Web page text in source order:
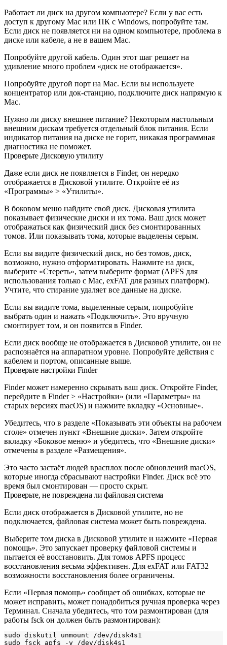
Работает ли диск на другом компьютере? Если у вас есть
доступ к другому Mac или ПК с Windows, попробуйте там.
Если диск не появляется ни на одном компьютере, проблема в
диске или кабеле, а не в вашем Mac.
Попробуйте другой кабель. Один этот шаг решает на
удивление много проблем «диск не отображается».
Попробуйте другой порт на Mac. Если вы используете
концентратор или док-станцию, подключите диск напрямую к
Mac.
Нужно ли диску внешнее питание? Некоторым настольным
внешним дискам требуется отдельный блок питания. Если
индикатор питания на диске не горит, никакая программная
диагностика не поможет.
Проверьте Дисковую утилиту
Даже если диск не появляется в Finder, он нередко
отображается в Дисковой утилите. Откройте её из
«Программы» > «Утилиты».
В боковом меню найдите свой диск. Дисковая утилита
показывает физические диски и их тома. Ваш диск может
отображаться как физический диск без смонтированных
томов. Или показывать тома, которые выделены серым.
Если вы видите физический диск, но без томов, диск,
возможно, нужно отформатировать. Нажмите на диск,
выберите «Стереть», затем выберите формат (APFS для
использования только с Mac, exFAT для разных платформ).
Учтите, что стирание удаляет все данные на диске.
Если вы видите тома, выделенные серым, попробуйте
выбрать один и нажать «Подключить». Это вручную
смонтирует том, и он появится в Finder.
Если диск вообще не отображается в Дисковой утилите, он не
распознаётся на аппаратном уровне. Попробуйте действия с
кабелем и портом, описанные выше.
Проверьте настройки Finder
Finder может намеренно скрывать ваш диск. Откройте Finder,
перейдите в Finder > «Настройки» (или «Параметры» на
старых версиях macOS) и нажмите вкладку «Основные».
Убедитесь, что в разделе «Показывать эти объекты на рабочем
столе» отмечен пункт «Внешние диски». Затем откройте
вкладку «Боковое меню» и убедитесь, что «Внешние диски»
отмечены в разделе «Размещения».
Это часто застаёт людей врасплох после обновлений macOS,
которые иногда сбрасывают настройки Finder. Диск всё это
время был смонтирован — просто скрыт.
Проверьте, не повреждена ли файловая система
Если диск отображается в Дисковой утилите, но не
подключается, файловая система может быть повреждена.
Выберите том диска в Дисковой утилите и нажмите «Первая
помощь». Это запускает проверку файловой системы и
пытается её восстановить. Для томов APFS процесс
восстановления весьма эффективен. Для exFAT или FAT32
возможности восстановления более ограничены.
Если «Первая помощь» сообщает об ошибках, которые не
может исправить, может понадобиться ручная проверка через
Терминал. Сначала убедитесь, что том размонтирован (для
работы fsck он должен быть размонтирован):